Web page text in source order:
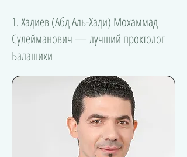
1. Хадиев (Абд Аль-Хади) Мохаммад
Сулейманович — лучший проктолог
Балашихи